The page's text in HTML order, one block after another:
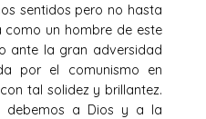
sentidos pero no hasta
un hombre de este
ante la gran adversidad
por el comunismo en
tal solidez y brillantez.
debemos a Dios y a la